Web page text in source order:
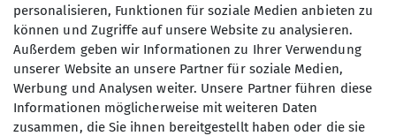
personalisieren, Funktionen für soziale Medien anbieten zu
können und Zugriffe auf unsere Website zu analysieren.
Außerdem geben wir Informationen zu Ihrer Verwendung
unserer Website an unsere Partner für soziale Medien,
Werbung und Analysen weiter. Unsere Partner führen diese
Informationen möglicherweise mit weiteren Daten
zusammen, die Sie ihnen bereitgestellt haben oder die sie